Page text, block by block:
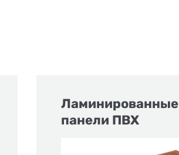
Ламинированные
панели ПВХ